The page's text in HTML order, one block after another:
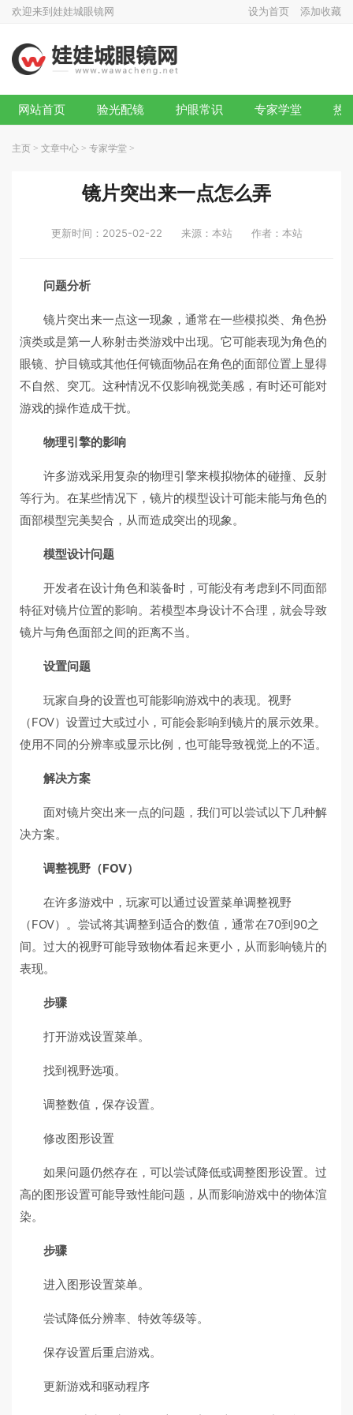
欢迎来到娃娃城眼镜网 设为首页 添加收藏
网站首页 验光配镜 护眼常识 专家学堂 热
主页 > 文章中心 > 专家学堂 >
镜片突出来一点怎么弄
更新时间：2025-02-22 来源：本站 作者：本站
问题分析
镜片突出来一点这一现象，通常在一些模拟类、角色扮
演类或是第一人称射击类游戏中出现。它可能表现为角色的
眼镜、护目镜或其他任何镜面物品在角色的面部位置上显得
不自然、突兀。这种情况不仅影响视觉美感，有时还可能对
游戏的操作造成干扰。
物理引擎的影响
许多游戏采用复杂的物理引擎来模拟物体的碰撞、反射
等行为。在某些情况下，镜片的模型设计可能未能与角色的
面部模型完美契合，从而造成突出的现象。
模型设计问题
开发者在设计角色和装备时，可能没有考虑到不同面部
特征对镜片位置的影响。若模型本身设计不合理，就会导致
镜片与角色面部之间的距离不当。
设置问题
玩家自身的设置也可能影响游戏中的表现。视野
（FOV）设置过大或过小，可能会影响到镜片的展示效果。
使用不同的分辨率或显示比例，也可能导致视觉上的不适。
解决方案
面对镜片突出来一点的问题，我们可以尝试以下几种解
决方案。
调整视野（FOV）
在许多游戏中，玩家可以通过设置菜单调整视野
（FOV）。尝试将其调整到适合的数值，通常在70到90之
间。过大的视野可能导致物体看起来更小，从而影响镜片的
表现。
步骤
打开游戏设置菜单。
找到视野选项。
调整数值，保存设置。
修改图形设置
如果问题仍然存在，可以尝试降低或调整图形设置。过
高的图形设置可能导致性能问题，从而影响游戏中的物体渲
染。
步骤
进入图形设置菜单。
尝试降低分辨率、特效等级等。
保存设置后重启游戏。
更新游戏和驱动程序